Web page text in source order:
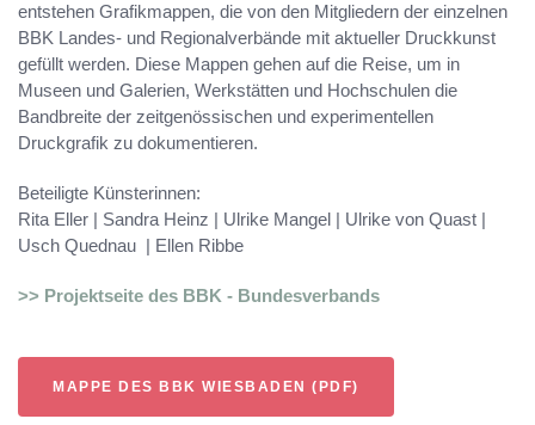
entstehen Grafikmappen, die von den Mitgliedern der einzelnen
BBK Landes- und Regionalverbände mit aktueller Druckkunst
gefüllt werden. Diese Mappen gehen auf die Reise, um in
Museen und Galerien, Werkstätten und Hochschulen die
Bandbreite der zeitgenössischen und experimentellen
Druckgrafik zu dokumentieren.
Beteiligte Künsterinnen:
Rita Eller | Sandra Heinz | Ulrike Mangel | Ulrike von Quast |
Usch Quednau | Ellen Ribbe
>> Projektseite des BBK - Bundesverbands
MAPPE DES BBK WIESBADEN (PDF)